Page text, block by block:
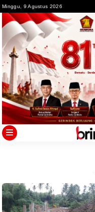
to
content
Minggu, 9 Agustus 2026